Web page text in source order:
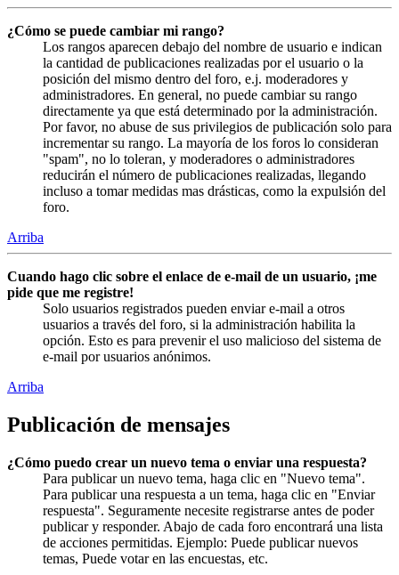
¿Cómo se puede cambiar mi rango?
Los rangos aparecen debajo del nombre de usuario e indican
la cantidad de publicaciones realizadas por el usuario o la
posición del mismo dentro del foro, e.j. moderadores y
administradores. En general, no puede cambiar su rango
directamente ya que está determinado por la administración.
Por favor, no abuse de sus privilegios de publicación solo para
incrementar su rango. La mayoría de los foros lo consideran
"spam", no lo toleran, y moderadores o administradores
reducirán el número de publicaciones realizadas, llegando
incluso a tomar medidas mas drásticas, como la expulsión del
foro.
Arriba
Cuando hago clic sobre el enlace de e-mail de un usuario, ¡me
pide que me registre!
Solo usuarios registrados pueden enviar e-mail a otros
usuarios a través del foro, si la administración habilita la
opción. Esto es para prevenir el uso malicioso del sistema de
e-mail por usuarios anónimos.
Arriba
Publicación de mensajes
¿Cómo puedo crear un nuevo tema o enviar una respuesta?
Para publicar un nuevo tema, haga clic en "Nuevo tema".
Para publicar una respuesta a un tema, haga clic en "Enviar
respuesta". Seguramente necesite registrarse antes de poder
publicar y responder. Abajo de cada foro encontrará una lista
de acciones permitidas. Ejemplo: Puede publicar nuevos
temas, Puede votar en las encuestas, etc.